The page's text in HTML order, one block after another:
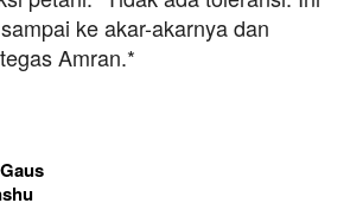
ke akar-akarnya dan
Amran.*